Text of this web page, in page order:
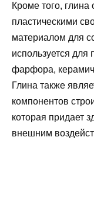
Кроме того,
пластическими
материалом для
используется для
фарфора,
Глина также
компонентов
которая придает
внешним